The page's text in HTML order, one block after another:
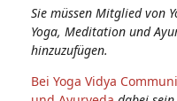
Sie müssen Mitglied von
Yoga, Meditation und
hinzuzufügen.
Bei Yoga Vidya